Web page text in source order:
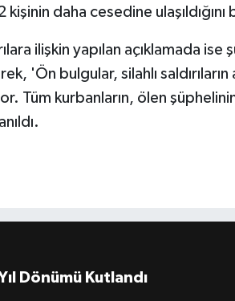
daha cesedine ulaşıldığını
ilişkin yapılan açıklamada ise
'Ön bulgular, silahlı saldırıların
Tüm kurbanların, ölen
Dönümü Kutlandı